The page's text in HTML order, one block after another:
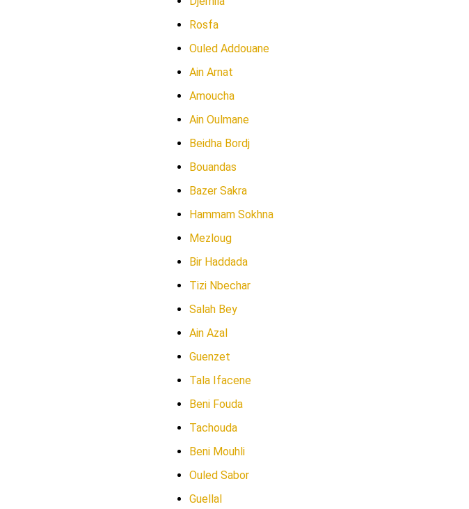
Rosfa
Ouled Addouane
Ain Arnat
Amoucha
Ain Oulmane
Beidha Bordj
Bouandas
Bazer Sakra
Hammam Sokhna
Mezloug
Bir Haddada
Tizi Nbechar
Salah Bey
Ain Azal
Guenzet
Tala Ifacene
Beni Fouda
Tachouda
Beni Mouhli
Ouled Sabor
Guellal